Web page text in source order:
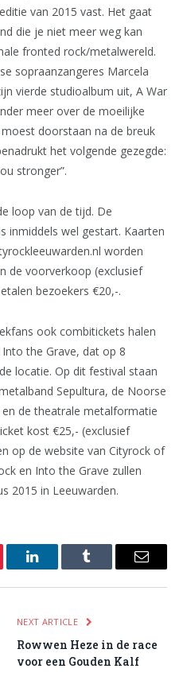
van 2015 vast. Het gaat
die je niet meer weg kan
fronted rock/metalwereld.
sopraanzangeres Marcela
vierde studioalbum uit, A War
meer over de moeilijke
doorstaan na de breuk
het volgende gezegde:
stronger”.
loop van de tijd. De
inmiddels wel gestart. Kaarten
worden
de voorverkoop (exclusief
bezoekers €20,-.
ook combitickets halen
the Grave, dat op 8
locatie. Op dit festival staan
Sepultura, de Noorse
de theatrale metalformatie
kost €25,- (exclusief
op de website van Cityrock of
en Into the Grave zullen
2015 in Leeuwarden.
LinkedInTumblr Email
NEXT ARTICLE
Rowwen Heze in de race
voor een Gouden Kalf